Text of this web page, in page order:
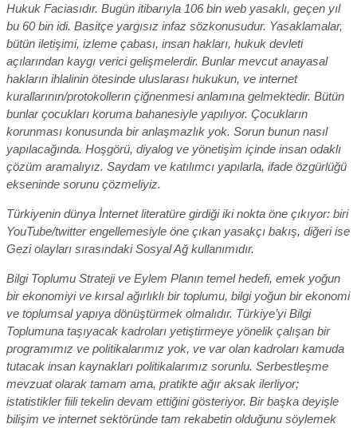
Hukuk Faciasıdır. Bugün itibarıyla 106 bin web yasaklı, geçen yıl
bu 60 bin idi. Basitçe yargısız infaz sözkonusudur. Yasaklamalar,
bütün iletişimi, izleme çabası, insan hakları, hukuk devleti
açılarından kaygı verici gelişmelerdir. Bunlar mevcut anayasal
hakların ihlalinin ötesinde uluslarası hukukun, ve internet
kurallarının/protokollerın çiğnenmesi anlamına gelmektedir. Bütün
bunlar çocukları koruma bahanesiyle yapılıyor. Çocukların
korunması konusunda bir anlaşmazlık yok. Sorun bunun nasıl
yapılacağında. Hoşgörü, diyalog ve yönetişim içinde insan odaklı
çözüm aramalıyız. Saydam ve katılımcı yapılarla, ifade özgürlüğü
ekseninde sorunu çözmeliyiz.
Türkiyenin dünya İnternet literatüre girdiği iki nokta öne çıkıyor: biri
YouTube/twitter engellemesiyle öne çıkan yasakçı bakış, diğeri ise
Gezi olayları sırasındaki Sosyal Ağ kullanımıdır.
Bilgi Toplumu Strateji ve Eylem Planın temel hedefi, emek yoğun
bir ekonomiyi ve kırsal ağırlıklı bir toplumu, bilgi yoğun bir ekonomi
ve toplumsal yapıya dönüştürmek olmalıdır. Türkiye’yi Bilgi
Toplumuna taşıyacak kadroları yetiştirmeye yönelik çalışan bir
programımız ve politikalarımız yok, ve var olan kadroları kamuda
tutacak insan kaynakları politikalarımız sorunlu. Serbestleşme
mevzuat olarak tamam ama, pratikte ağır aksak ilerliyor;
istatistikler fiili tekelin devam ettiğini gösteriyor. Bir başka deyişle
bilişim ve internet sektöründe tam rekabetin olduğunu söylemek